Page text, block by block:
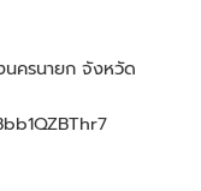
นครนายก จังหวัด